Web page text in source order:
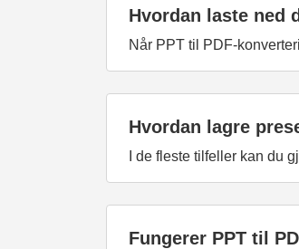
Hvordan laste ned
Når PPT til PDF-
Hvordan lagre
I de fleste tilfeller kan du
Fungerer PPT til